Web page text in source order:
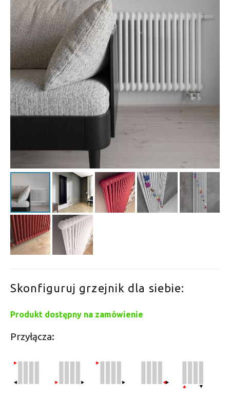
Skonfiguruj grzejnik dla siebie:
Produkt dostępny na zamówienie
Przyłącza: